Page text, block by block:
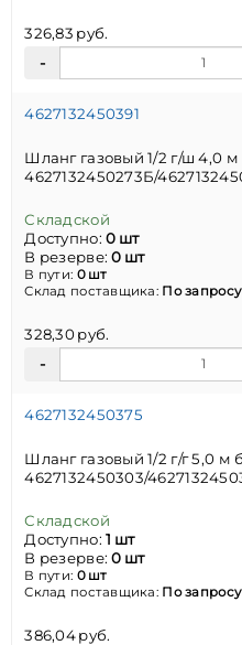
326,83 руб.
4627132450391
Шланг газовый 1/2 г/ш 4,0
4627132450273Б/
Складской
Доступно:0 шт
В резерве:0 шт
В пути: 0 шт
Склад поставщика: По запросу
328,30 руб.
4627132450375
Шланг газовый 1/2 г/г 5,0 м
4627132450303/
Складской
Доступно:1 шт
В резерве:0 шт
В пути: 0 шт
Склад поставщика: По запросу
386,04 руб.